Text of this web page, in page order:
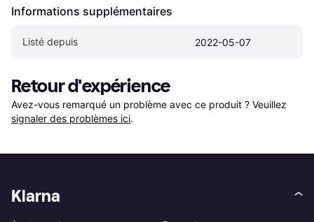
Informations supplémentaires
Listé depuis 2022-05-07
Retour d'expérience
Avez-vous remarqué un problème avec ce produit ? Veuillez
signaler des problèmes ici.
Klarna